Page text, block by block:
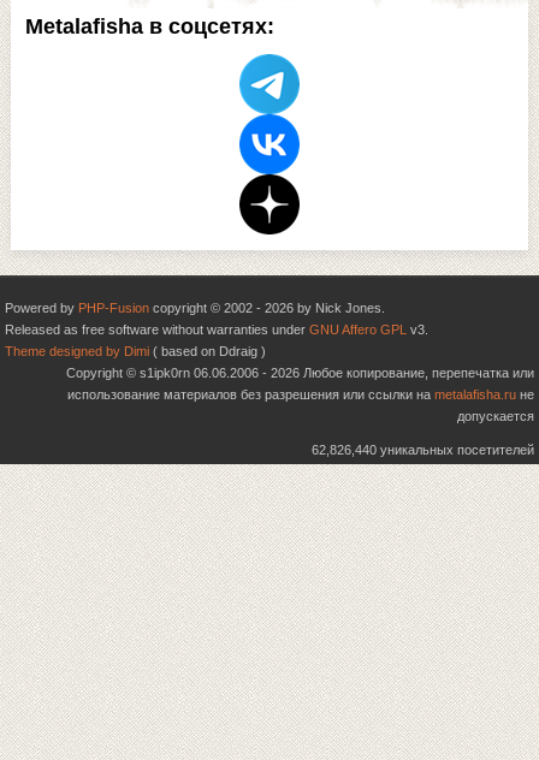
Metalafisha в соцсетях:
Powered by PHP-Fusion copyright © 2002 - 2026 by Nick Jones.
Released as free software without warranties under GNU Affero GPL v3.
Theme designed by Dimi ( based on Ddraig )
Copyright © s1ipk0rn 06.06.2006 - 2026 Любое копирование, перепечатка или
использование материалов без разрешения или ссылки на metalafisha.ru не
допускается
62,826,440 уникальных посетителей